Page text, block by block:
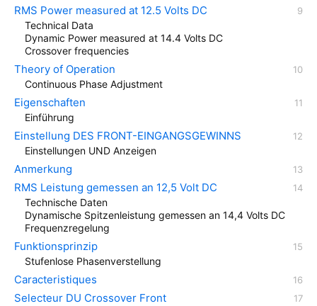
RMS Power measured at 12.5 Volts DC
Technical Data
Dynamic Power measured at 14.4 Volts DC
Crossover frequencies
Theory of Operation
Continuous Phase Adjustment
Eigenschaften
Einführung
Einstellung DES FRONT-EINGANGSGEWINNS
Einstellungen UND Anzeigen
Anmerkung
RMS Leistung gemessen an 12,5 Volt DC
Technische Daten
Dynamische Spitzenleistung gemessen an 14,4 Volts DC
Frequenzregelung
Funktionsprinzip
Stufenlose Phasenverstellung
Caracteristiques
Selecteur DU Crossover Front